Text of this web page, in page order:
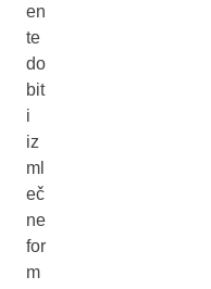
en
te
do
bit
i
iz
ml
eč
ne
for
m